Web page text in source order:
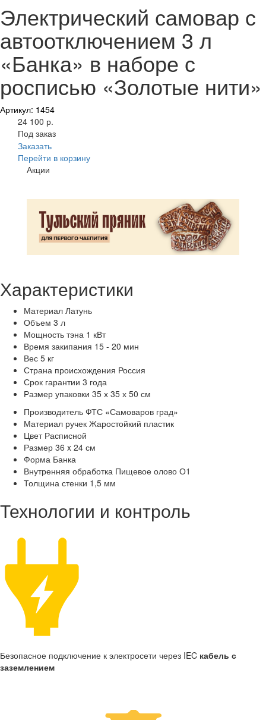
Электрический самовар с
автоотключением 3 л
«Банка» в наборе с
росписью «Золотые нити»
Артикул: 1454
24 100 р.
Под заказ
Заказать
Перейти в корзину
Акции
Характеристики
Материал Латунь
Объем 3 л
Мощность тэна 1 кВт
Время закипания 15 - 20 мин
Вес 5 кг
Страна происхождения Россия
Срок гарантии 3 года
Размер упаковки 35 х 35 х 50 см
Производитель ФТС «Самоваров град»
Материал ручек Жаростойкий пластик
Цвет Расписной
Размер 36 x 24 см
Форма Банка
Внутренняя обработка Пищевое олово О1
Толщина стенки 1,5 мм
Технологии и контроль
Безопасное подключение к электросети через IEC кабель с
заземлением